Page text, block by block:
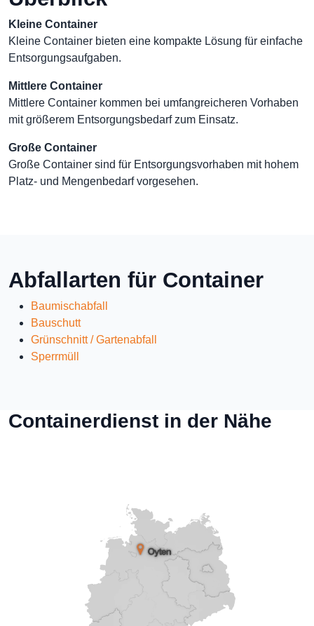
Kleine Container
Kleine Container bieten eine kompakte Lösung für einfache
Entsorgungsaufgaben.
Mittlere Container
Mittlere Container kommen bei umfangreicheren Vorhaben
mit größerem Entsorgungsbedarf zum Einsatz.
Große Container
Große Container sind für Entsorgungsvorhaben mit hohem
Platz- und Mengenbedarf vorgesehen.
Abfallarten für Container
Baumischabfall
Bauschutt
Grünschnitt / Gartenabfall
Sperrmüll
Containerdienst in der Nähe